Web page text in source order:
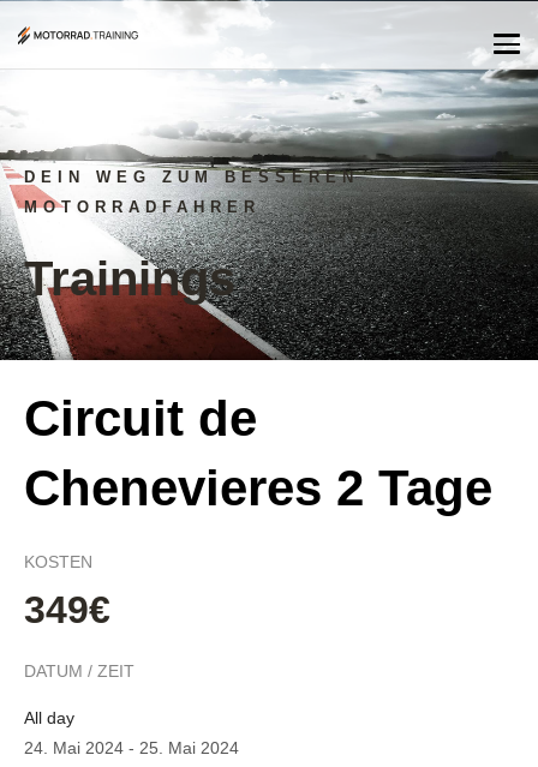
DEIN WEG ZUM BESSEREN
MOTORRADFAHRER
Trainings
Circuit de
Chenevieres 2 Tage
KOSTEN
349€
DATUM / ZEIT
All day
24. Mai 2024 - 25. Mai 2024